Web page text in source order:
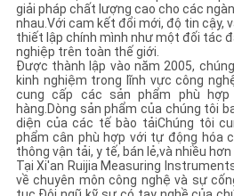
giải pháp chất lượng cao cho các
nhau.Với cam kết đổi mới, độ tin cậy,
thiết lập chính mình như một đối tác
nghiệp trên toàn thế giới.
Được thành lập vào năm 2005,
kinh nghiệm trong lĩnh vực công
cung cấp các sản phẩm phù
hàng.Dòng sản phẩm của chúng tôi
diện của các tế bào tảiChúng tôi
phẩm cân phù hợp với tự động hóa
thông vận tải, y tế, bán lẻ,và nhiều hơn
Tại Xi'an Ruijia Measuring
về chuyên môn công nghệ và sự